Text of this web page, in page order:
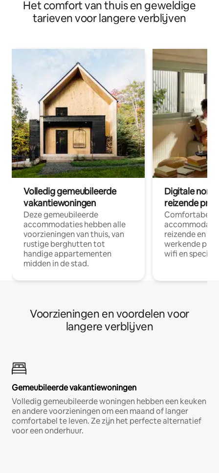
Het comfort van thuis en geweldige
tarieven voor langere verblijven
Volledig gemeubileerde
vakantiewoningen
Deze gemeubileerde
accommodaties hebben alle
voorzieningen van thuis, van
rustige berghutten tot
handige appartementen
midden in de stad.
Digitale
reizende
Comfortabele
reizende en
werkende
wifi en
Voorzieningen en voordelen voor
langere verblijven
Gemeubileerde vakantiewoningen
Volledig gemeubileerde woningen hebben een keuken
en andere voorzieningen om een maand of langer
comfortabel te leven. Ze zijn het perfecte alternatief
voor een onderhuur.